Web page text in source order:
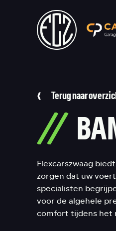
Terug naar
Flexcarszwaag
zorgen dat uw
specialisten
voor de algehele
comfort tijdens het